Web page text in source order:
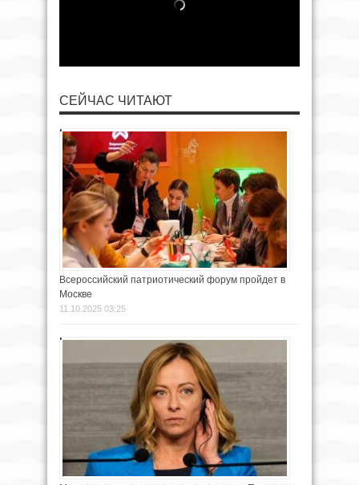
СЕЙЧАС ЧИТАЮТ
Всероссийский патриотический форум пройдет в
Москве
11.10.2025 03:25